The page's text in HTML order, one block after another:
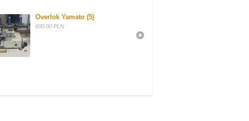
Overlok Yamato (5)
600.00 PLN